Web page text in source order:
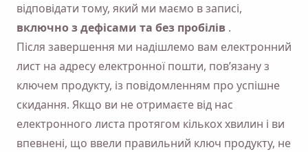
відповідати тому, який ми маємо в записі,
включно з дефісами та без пробілів .
Після завершення ми надішлемо вам електронний
лист на адресу електронної пошти, пов’язану з
ключем продукту, із повідомленням про успішне
скидання. Якщо ви не отримаєте від нас
електронного листа протягом кількох хвилин і ви
впевнені, що ввели правильний ключ продукту, не